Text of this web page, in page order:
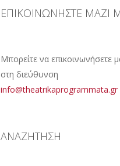
ΕΠΙΚΟΙΝΩΝΗΣΤΕ ΜΑΖΙ
Μπορείτε να επικοινωνήσετε
στη διεύθυνση
info@theatrikaprogrammata.gr
ΑΝΑΖΗΤΗΣΗ